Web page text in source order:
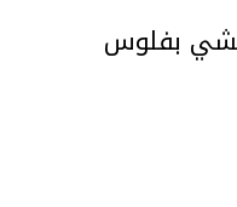
بفلوس